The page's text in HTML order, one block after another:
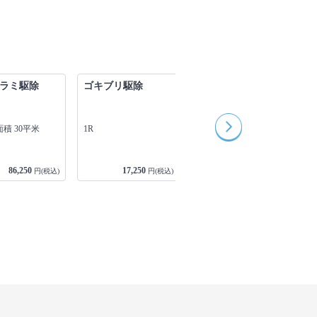
ミ駆除
積 30平米
86,250 円(税込)
ゴキブリ駆除
1R
17,250 円(税込)
延べ床面積 60平米